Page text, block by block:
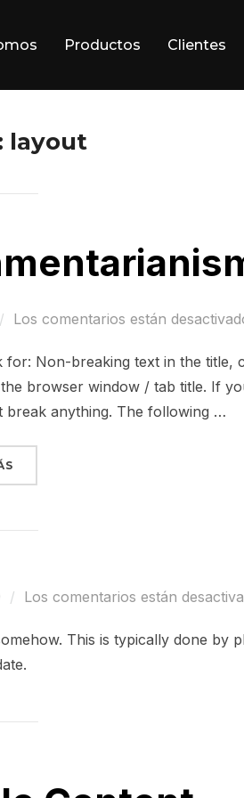
Productos Clientes
layout
Los comentarios están
Non-breaking text in the title,
browser window / tab title. If
break anything. The following …
Los comentarios están
This is typically done by